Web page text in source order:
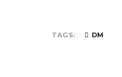
TAGS DM